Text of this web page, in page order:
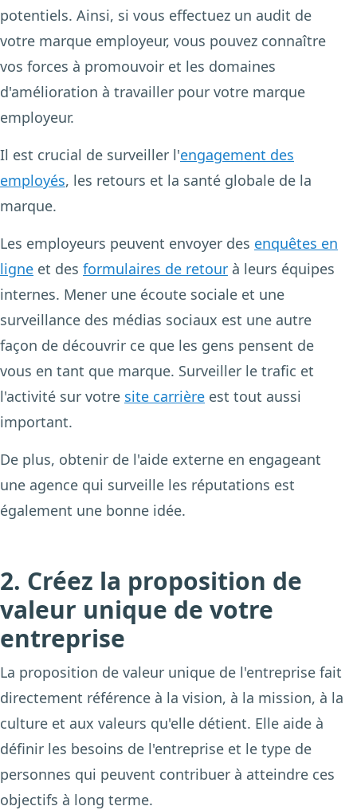
potentiels. Ainsi, si vous effectuez un audit de
votre marque employeur, vous pouvez connaître
vos forces à promouvoir et les domaines
d'amélioration à travailler pour votre marque
employeur.
Il est crucial de surveiller l'engagement des
employés, les retours et la santé globale de la
marque.
Les employeurs peuvent envoyer des enquêtes en
ligne et des formulaires de retour à leurs équipes
internes. Mener une écoute sociale et une
surveillance des médias sociaux est une autre
façon de découvrir ce que les gens pensent de
vous en tant que marque. Surveiller le trafic et
l'activité sur votre site carrière est tout aussi
important.
De plus, obtenir de l'aide externe en engageant
une agence qui surveille les réputations est
également une bonne idée.
2. Créez la proposition de
valeur unique de votre
entreprise
La proposition de valeur unique de l'entreprise fait
directement référence à la vision, à la mission, à la
culture et aux valeurs qu'elle détient. Elle aide à
définir les besoins de l'entreprise et le type de
personnes qui peuvent contribuer à atteindre ces
objectifs à long terme.